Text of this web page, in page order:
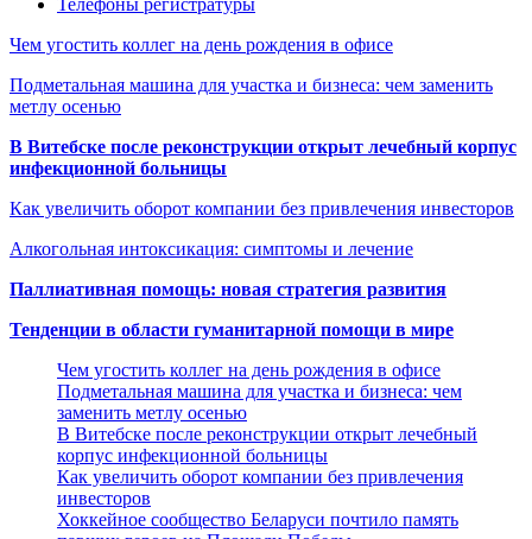
Чем угостить коллег на день рождения в офисе
Подметальная машина для участка и бизнеса: чем заменить
метлу осенью
В Витебске после реконструкции открыт лечебный корпус
инфекционной больницы
Как увеличить оборот компании без привлечения инвесторов
Алкогольная интоксикация: симптомы и лечение
Паллиативная помощь: новая стратегия развития
Тенденции в области гуманитарной помощи в мире
Чем угостить коллег на день рождения в офисе
Подметальная машина для участка и бизнеса: чем
заменить метлу осенью
В Витебске после реконструкции открыт лечебный
корпус инфекционной больницы
Как увеличить оборот компании без привлечения
инвесторов
Хоккейное сообщество Беларуси почтило память